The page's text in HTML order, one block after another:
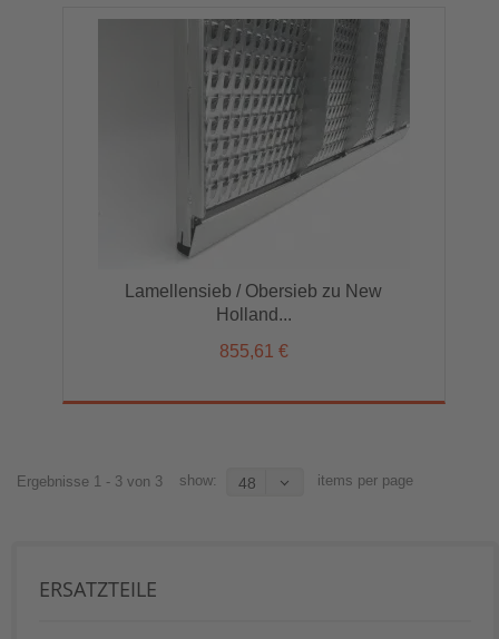
Lamellensieb / Obersieb zu New
Holland...
855,61 €
Ergebnisse 1 - 3 von 3 show: 48 items per page
ERSATZTEILE